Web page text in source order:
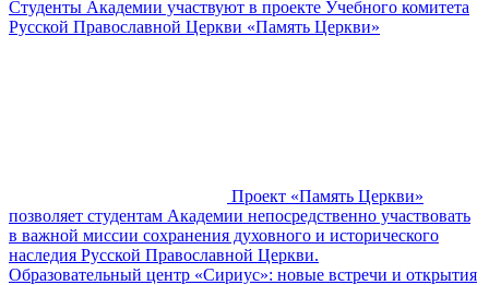
​​Студенты Академии участвуют в проекте Учебного комитета
Русской Православной Церкви «Память Церкви»
Проект «Память Церкви»
позволяет студентам Академии непосредственно участвовать
в важной миссии сохранения духовного и исторического
наследия Русской Православной Церкви.
Образовательный центр «Сириус»: новые встречи и открытия